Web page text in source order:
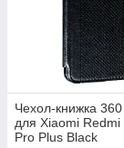
Чехол-книжка
для Xiaomi Redmi
Pro Plus Black